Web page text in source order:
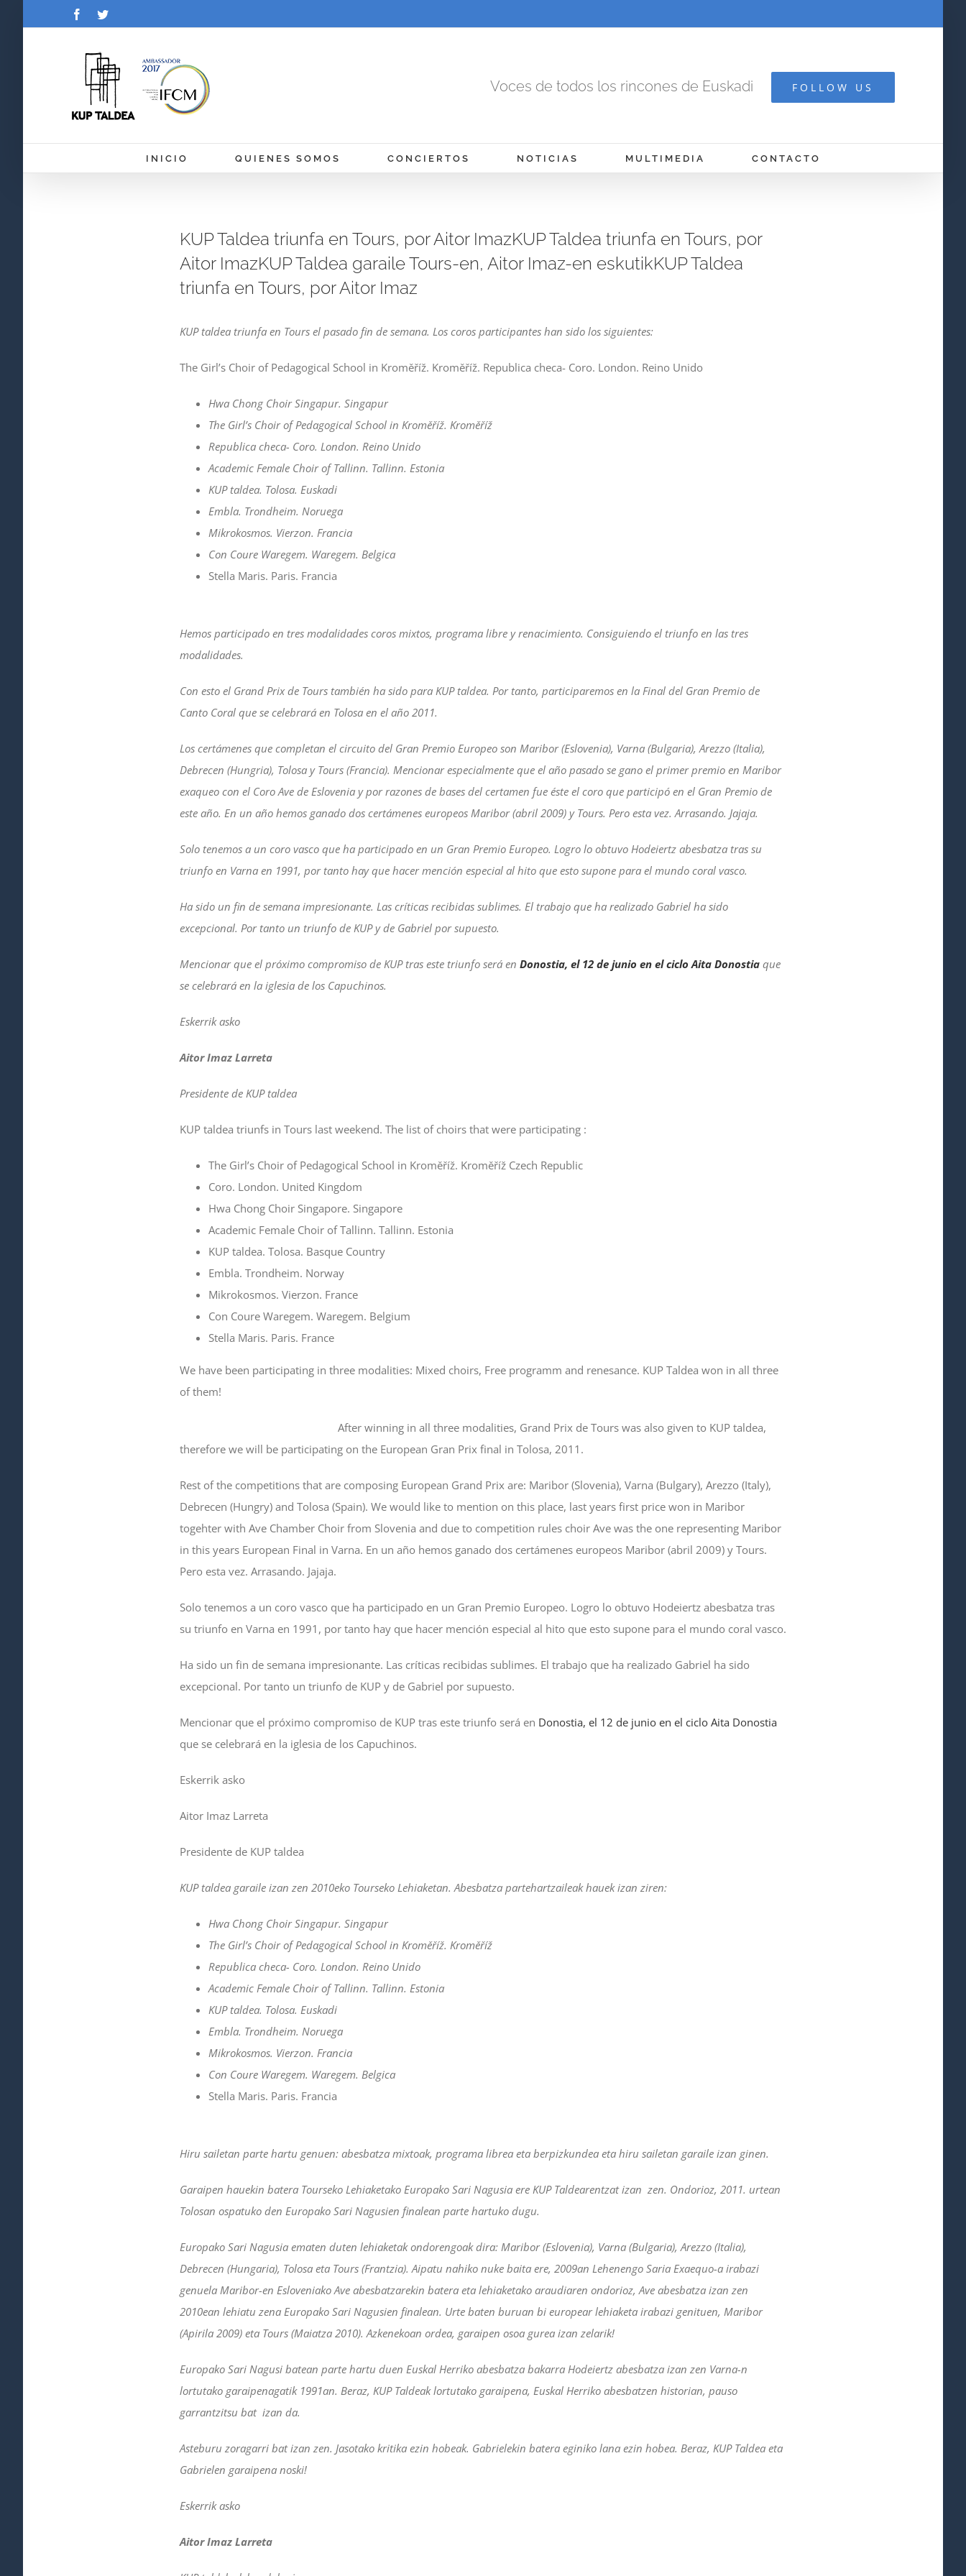
FacebookTwitter
Voces de todos los rincones de Euskadi FOLLOW US
INICIO QUIENES SOMOS CONCIERTOS NOTICIAS MULTIMEDIA CONTACTO
KUP Taldea triunfa en Tours, por Aitor ImazKUP Taldea triunfa en Tours, por
Aitor ImazKUP Taldea garaile Tours-en, Aitor Imaz-en eskutikKUP Taldea
triunfa en Tours, por Aitor Imaz
KUP taldea triunfa en Tours el pasado fin de semana. Los coros participantes han sido los siguientes:
The Girl’s Choir of Pedagogical School in Kroměříž. Kroměříž. Republica checa- Coro. London. Reino Unido
Hwa Chong Choir Singapur. Singapur
The Girl’s Choir of Pedagogical School in Kroměříž. Kroměříž
Republica checa- Coro. London. Reino Unido
Academic Female Choir of Tallinn. Tallinn. Estonia
KUP taldea. Tolosa. Euskadi
Embla. Trondheim. Noruega
Mikrokosmos. Vierzon. Francia
Con Coure Waregem. Waregem. Belgica
Stella Maris. Paris. Francia
Hemos participado en tres modalidades coros mixtos, programa libre y renacimiento. Consiguiendo el triunfo en las tres
modalidades.
Con esto el Grand Prix de Tours también ha sido para KUP taldea. Por tanto, participaremos en la Final del Gran Premio de
Canto Coral que se celebrará en Tolosa en el año 2011.
Los certámenes que completan el circuito del Gran Premio Europeo son Maribor (Eslovenia), Varna (Bulgaria), Arezzo (Italia),
Debrecen (Hungria), Tolosa y Tours (Francia). Mencionar especialmente que el año pasado se gano el primer premio en Maribor
exaqueo con el Coro Ave de Eslovenia y por razones de bases del certamen fue éste el coro que participó en el Gran Premio de
este año. En un año hemos ganado dos certámenes europeos Maribor (abril 2009) y Tours. Pero esta vez. Arrasando. Jajaja.
Solo tenemos a un coro vasco que ha participado en un Gran Premio Europeo. Logro lo obtuvo Hodeiertz abesbatza tras su
triunfo en Varna en 1991, por tanto hay que hacer mención especial al hito que esto supone para el mundo coral vasco.
Ha sido un fin de semana impresionante. Las críticas recibidas sublimes. El trabajo que ha realizado Gabriel ha sido
excepcional. Por tanto un triunfo de KUP y de Gabriel por supuesto.
Mencionar que el próximo compromiso de KUP tras este triunfo será en Donostia, el 12 de junio en el ciclo Aita Donostiaque
se celebrará en la iglesia de los Capuchinos.
Eskerrik asko
Aitor Imaz Larreta
Presidente de KUP taldea
KUP taldea triunfs in Tours last weekend. The list of choirs that were participating :
The Girl’s Choir of Pedagogical School in Kroměříž. Kroměříž Czech Republic
Coro. London. United Kingdom
Hwa Chong Choir Singapore. Singapore
Academic Female Choir of Tallinn. Tallinn. Estonia
KUP taldea. Tolosa. Basque Country
Embla. Trondheim. Norway
Mikrokosmos. Vierzon. France
Con Coure Waregem. Waregem. Belgium
Stella Maris. Paris. France
We have been participating in three modalities: Mixed choirs, Free programm and renesance. KUP Taldea won in all three
of them!
After winning in all three modalities, Grand Prix de Tours was also given to KUP taldea,
therefore we will be participating on the European Gran Prix final in Tolosa, 2011.
Rest of the competitions that are composing European Grand Prix are: Maribor (Slovenia), Varna (Bulgary), Arezzo (Italy),
Debrecen (Hungry) and Tolosa (Spain). We would like to mention on this place, last years first price won in Maribor
togehter with Ave Chamber Choir from Slovenia and due to competition rules choir Ave was the one representing Maribor
in this years European Final in Varna. En un año hemos ganado dos certámenes europeos Maribor (abril 2009) y Tours.
Pero esta vez. Arrasando. Jajaja.
Solo tenemos a un coro vasco que ha participado en un Gran Premio Europeo. Logro lo obtuvo Hodeiertz abesbatza tras
su triunfo en Varna en 1991, por tanto hay que hacer mención especial al hito que esto supone para el mundo coral vasco.
Ha sido un fin de semana impresionante. Las críticas recibidas sublimes. El trabajo que ha realizado Gabriel ha sido
excepcional. Por tanto un triunfo de KUP y de Gabriel por supuesto.
Mencionar que el próximo compromiso de KUP tras este triunfo será en Donostia, el 12 de junio en el ciclo Aita Donostia
que se celebrará en la iglesia de los Capuchinos.
Eskerrik asko
Aitor Imaz Larreta
Presidente de KUP taldea
KUP taldea garaile izan zen 2010eko Tourseko Lehiaketan. Abesbatza partehartzaileak hauek izan ziren:
Hwa Chong Choir Singapur. Singapur
The Girl’s Choir of Pedagogical School in Kroměříž. Kroměříž
Republica checa- Coro. London. Reino Unido
Academic Female Choir of Tallinn. Tallinn. Estonia
KUP taldea. Tolosa. Euskadi
Embla. Trondheim. Noruega
Mikrokosmos. Vierzon. Francia
Con Coure Waregem. Waregem. Belgica
Stella Maris. Paris. Francia
Hiru sailetan parte hartu genuen: abesbatza mixtoak, programa librea eta berpizkundea eta hiru sailetan garaile izan ginen.
Garaipen hauekin batera Tourseko Lehiaketako Europako Sari Nagusia ere KUP Taldearentzat izan zen. Ondorioz, 2011. urtean
Tolosan ospatuko den Europako Sari Nagusien finalean parte hartuko dugu.
Europako Sari Nagusia ematen duten lehiaketak ondorengoak dira: Maribor (Eslovenia), Varna (Bulgaria), Arezzo (Italia),
Debrecen (Hungaria), Tolosa eta Tours (Frantzia). Aipatu nahiko nuke baita ere, 2009an Lehenengo Saria Exaequo-a irabazi
genuela Maribor-en Esloveniako Ave abesbatzarekin batera eta lehiaketako araudiaren ondorioz, Ave abesbatza izan zen
2010ean lehiatu zena Europako Sari Nagusien finalean. Urte baten buruan bi europear lehiaketa irabazi genituen, Maribor
(Apirila 2009) eta Tours (Maiatza 2010). Azkenekoan ordea, garaipen osoa gurea izan zelarik!
Europako Sari Nagusi batean parte hartu duen Euskal Herriko abesbatza bakarra Hodeiertz abesbatza izan zen Varna-n
lortutako garaipenagatik 1991an. Beraz, KUP Taldeak lortutako garaipena, Euskal Herriko abesbatzen historian, pauso
garrantzitsu bat izan da.
Asteburu zoragarri bat izan zen. Jasotako kritika ezin hobeak. Gabrielekin batera eginiko lana ezin hobea. Beraz, KUP Taldea eta
Gabrielen garaipena noski!
Eskerrik asko
Aitor Imaz Larreta